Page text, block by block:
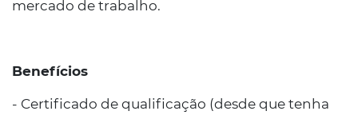
mercado de trabalho.
Benefícios
- Certificado de qualificação (desde que tenha